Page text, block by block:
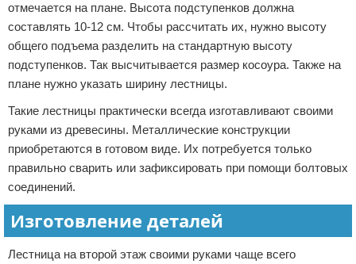
отмечается на плане. Высота подступенков должна
составлять 10-12 см. Чтобы рассчитать их, нужно высоту
общего подъема разделить на стандартную высоту
подступенков. Так высчитывается размер косоура. Также на
плане нужно указать ширину лестницы.
Такие лестницы практически всегда изготавливают своими
руками из древесины. Металлические конструкции
приобретаются в готовом виде. Их потребуется только
правильно сварить или зафиксировать при помощи болтовых
соединений.
Изготовление деталей
Лестница на второй этаж своими руками чаще всего